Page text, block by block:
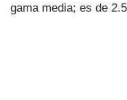
gama media; es de